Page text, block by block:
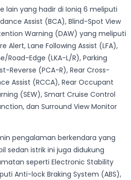
lain yang hadir di Ioniq 6 meliputi
Assist (BCA), Blind-Spot View
Warning (DAW) yang meliputi
Alert, Lane Following Assist (LFA),
Road-Edge (LKA-L/R), Parking
Reverse (PCA-R), Rear Cross-
Assist (RCCA), Rear Occupant
(SEW), Smart Cruise Control
dan Surround View Monitor
pengalaman berkendara yang
sedan istrik ini juga didukung
seperti Electronic Stability
Anti-lock Braking System (ABS),